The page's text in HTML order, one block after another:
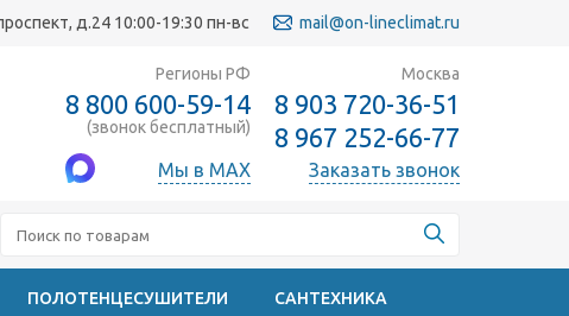
д.24 10:00-19:30 пн-вс mail@on-lineclimat.ru
Регионы РФ
8 800 600-59-14
(звонок бесплатный)
Мы в MAX
Москва
8 903 720-36-51
8 967 252-66-77
Заказать звонок
ПОЛОТЕНЦЕСУШИТЕЛИ САНТЕХНИКА